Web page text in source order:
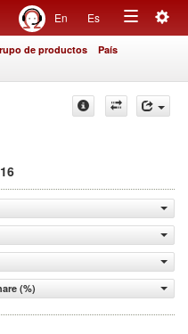
En Es
Toggle
de productos País
(%)